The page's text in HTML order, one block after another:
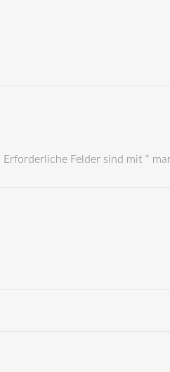
Erforderliche Felder sind mit *